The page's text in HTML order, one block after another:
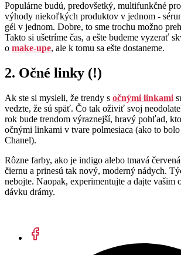
Populárne budú, predovšetký, multifunkčné
výhody niekoľkých produktov v jednom -
gél v jednom. Dobre, to sme trochu možno
Takto si ušetríme čas, a ešte budeme vyzerať
o make-upe, ale k tomu sa ešte dostaneme.
2. Očné linky (!)
Ak ste si mysleli, že trendy s očnými linkami
vedzte, že sú späť. Čo tak oživiť svoj
rok bude trendom výraznejší, hravý pohľad,
očnými linkami v tvare polmesiaca (ako to
Chanel).
Rôzne farby, ako je indigo alebo tmavá
čiernu a prinesú tak nový, moderný nádych.
nebojte. Naopak, experimentujte a dajte vašim
dávku drámy.